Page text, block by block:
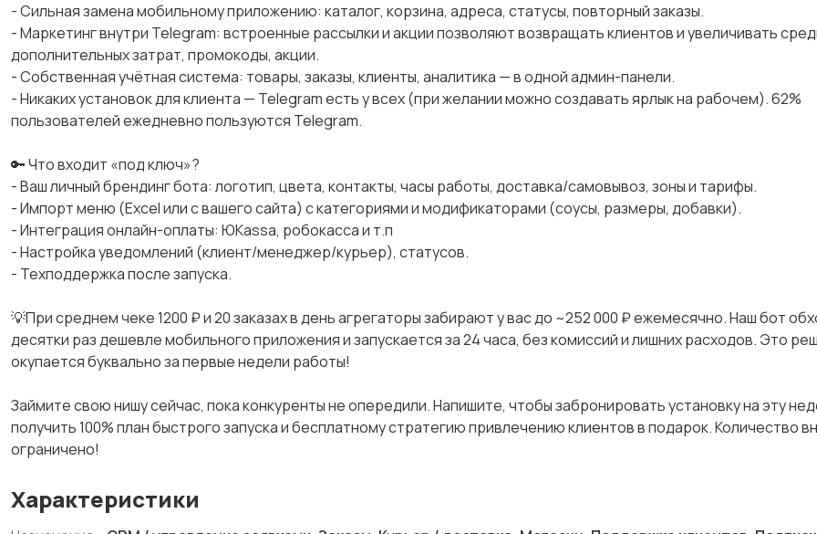
- Сильная замена мобильному приложению: каталог, корзина, адреса, статусы, повторный заказы.
- Маркетинг внутри Telegram: встроенные рассылки и акции позволяют возвращать клиентов и увеличивать
дополнительных затрат, промокоды, акции.
- Собственная учётная система: товары, заказы, клиенты, аналитика — в одной админ-панели.
- Никаких установок для клиента — Telegram есть у всех (при желании можно создавать ярлык на рабочем). 62%
пользователей ежедневно пользуются Telegram.
🔑 Что входит «под ключ»?
- Ваш личный брендинг бота: логотип, цвета, контакты, часы работы, доставка/самовывоз, зоны и тарифы.
- Импорт меню (Excel или с вашего сайта) с категориями и модификаторами (соусы, размеры, добавки).
- Интеграция онлайн-оплаты: ЮKassa, робокасса и т.п
- Настройка уведомлений (клиент/менеджер/курьер), статусов.
- Техподдержка после запуска.
💡При среднем чеке 1200 ₽ и 20 заказах в день агрегаторы забирают у вас до ~252 000 ₽ ежемесячно. Наш бот
десятки раз дешевле мобильного приложения и запускается за 24 часа, без комиссий и лишних расходов. Это
окупается буквально за первые недели работы!
Займите свою нишу сейчас, пока конкуренты не опередили. Напишите, чтобы забронировать установку на эту
получить 100% план быстрого запуска и бесплатному стратегию привлечению клиентов в подарок. Количество
ограничено!
Характеристики